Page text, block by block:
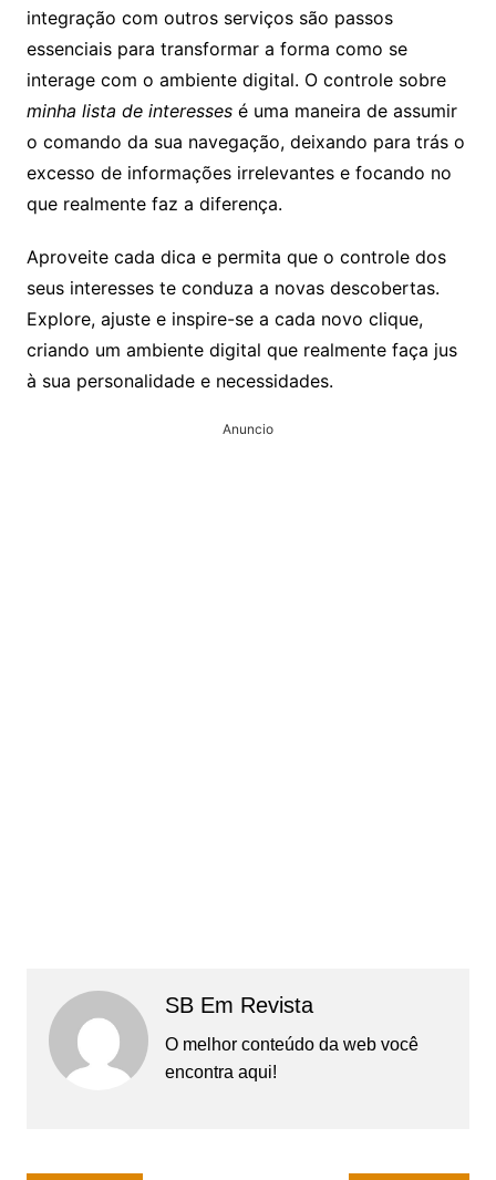
integração com outros serviços são passos
essenciais para transformar a forma como se
interage com o ambiente digital. O controle sobre
minha lista de interessesé uma maneira de assumir
o comando da sua navegação, deixando para trás o
excesso de informações irrelevantes e focando no
que realmente faz a diferença.
Aproveite cada dica e permita que o controle dos
seus interesses te conduza a novas descobertas.
Explore, ajuste e inspire-se a cada novo clique,
criando um ambiente digital que realmente faça jus
à sua personalidade e necessidades.
Anuncio
SB Em Revista
O melhor conteúdo da web você
encontra aqui!